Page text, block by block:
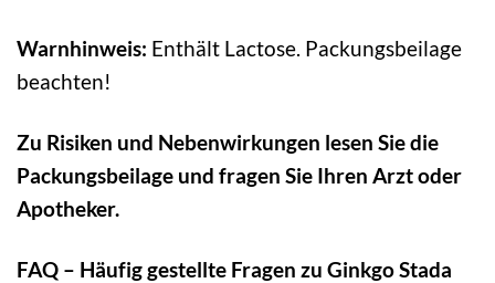
Warnhinweis: Enthält Lactose. Packungsbeilage
beachten!
Zu Risiken und Nebenwirkungen lesen Sie die
Packungsbeilage und fragen Sie Ihren Arzt oder
Apotheker.
FAQ – Häufig gestellte Fragen zu Ginkgo Stada